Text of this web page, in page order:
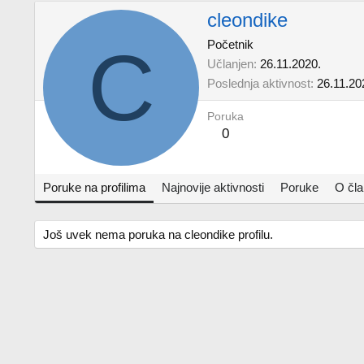
C
cleondike
Početnik
Učlanjen 26.11.2020.
Poslednja aktivnost
Poruka
0
Poruke na profilima Najnovije aktivnosti Poruke O
Još uvek nema poruka na cleondike profilu.